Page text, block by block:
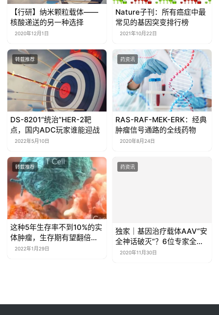
【行研】纳米颗粒载体——
核酸递送的另一种选择
2020年12月1日
Nature子刊：所有癌症中最
常见的基因突变排行榜
2021年10月22日
转载推荐
DS-8201“统治”HER-2靶
点，国内ADC玩家谁能迎战
2022年5月10日
药资讯
RAS-RAF-MEK-ERK：经典
肿瘤信号通路的全线药物
2020年8月24日
转载推荐
​这种5年生存率不到10%的实
体肿瘤，生存期有望翻倍！
免疫疗法新进展
2022年1月29日
药资讯
独家｜基因治疗载体AAV“安
全神话破灭”？6位专家全方
位解读：太炒作了，别因噎
2020年11月30日